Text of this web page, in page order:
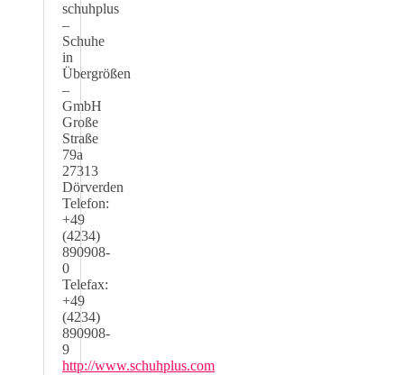
schuhplus
–
Schuhe
in
Übergrößen
–
GmbH
Große
Straße
79a
27313
Dörverden
Telefon:
+49
(4234)
890908-
0
Telefax:
+49
(4234)
890908-
9
http://www.schuhplus.com